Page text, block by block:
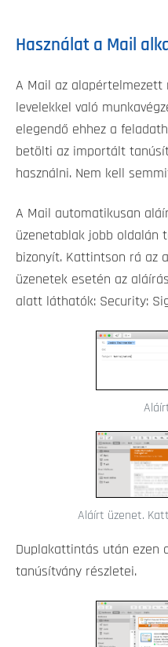
Használat a Mail
A Mail az alapértelmezett
levelekkel való
elegendő ehhez a
betölti az importált
használni. Nem kell
A Mail automatikusan
üzenetablak jobb oldalán
bizonyít. Kattintson rá az
üzenetek esetén az
alatt láthatók: Security:
Aláírt üzenet.
Duplakattintás után ezen
tanúsítvány részletei.